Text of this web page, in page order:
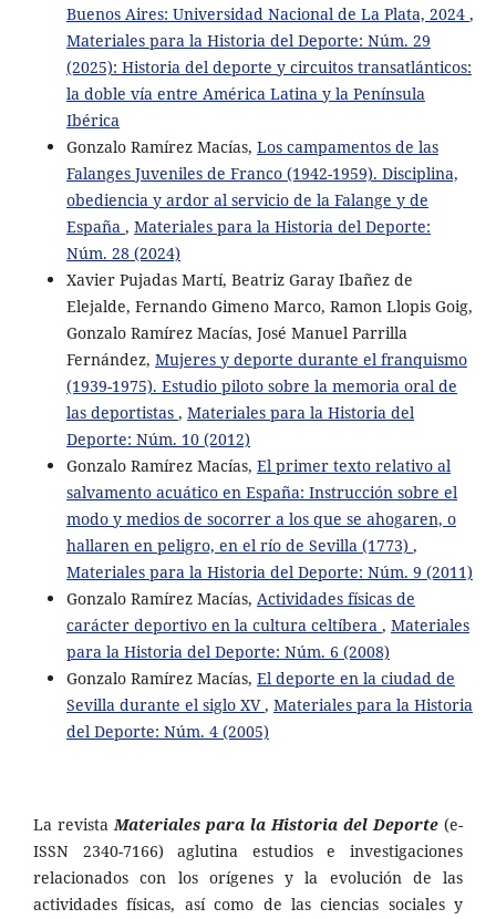
Buenos Aires: Universidad Nacional de La Plata, 2024 ,
Materiales para la Historia del Deporte: Núm. 29
(2025): Historia del deporte y circuitos transatlánticos:
la doble vía entre América Latina y la Península
Ibérica
Gonzalo Ramírez Macías, Los campamentos de las
Falanges Juveniles de Franco (1942-1959). Disciplina,
obediencia y ardor al servicio de la Falange y de
España , Materiales para la Historia del Deporte:
Núm. 28 (2024)
Xavier Pujadas Martí, Beatriz Garay Ibañez de
Elejalde, Fernando Gimeno Marco, Ramon Llopis Goig,
Gonzalo Ramírez Macías, José Manuel Parrilla
Fernández, Mujeres y deporte durante el franquismo
(1939-1975). Estudio piloto sobre la memoria oral de
las deportistas , Materiales para la Historia del
Deporte: Núm. 10 (2012)
Gonzalo Ramírez Macías, El primer texto relativo al
salvamento acuático en España: Instrucción sobre el
modo y medios de socorrer a los que se ahogaren, o
hallaren en peligro, en el río de Sevilla (1773) ,
Materiales para la Historia del Deporte: Núm. 9 (2011)
Gonzalo Ramírez Macías, Actividades físicas de
carácter deportivo en la cultura celtíbera , Materiales
para la Historia del Deporte: Núm. 6 (2008)
Gonzalo Ramírez Macías, El deporte en la ciudad de
Sevilla durante el siglo XV, Materiales para la Historia
del Deporte: Núm. 4 (2005)
La revistaMateriales para la Historia del Deporte (e-
ISSN 2340-7166) aglutina estudios e investigaciones
relacionados con los orígenes y la evolución de las
actividades físicas, así como de las ciencias sociales y